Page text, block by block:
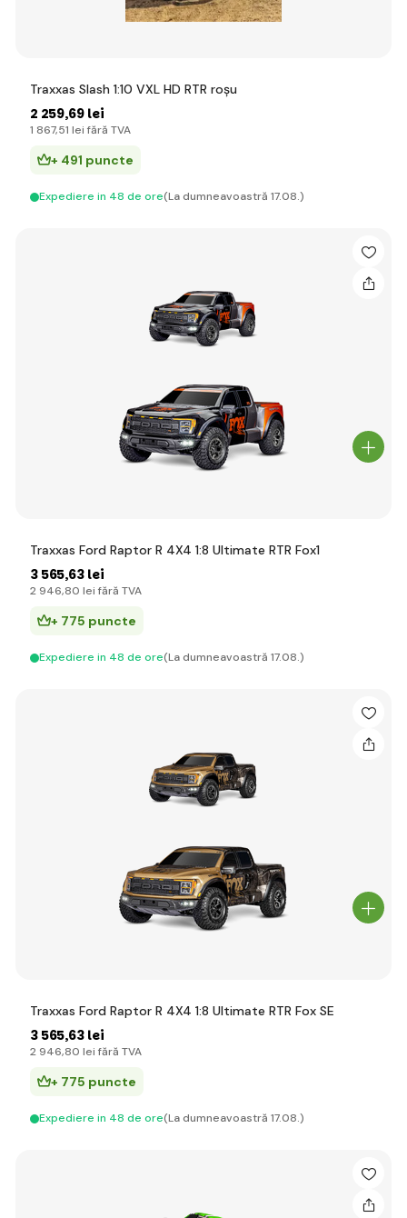
Traxxas Slash 1:10 VXL HD RTR roșu
2 259,69 lei
1 867,51 lei fără TVA
+ 491 puncte
Expediere in 48 de ore(La dumneavoastră 17.08.)
Traxxas Ford Raptor R 4X4 1:8 Ultimate RTR Fox1
3 565,63 lei
2 946,80 lei fără TVA
+ 775 puncte
Expediere in 48 de ore(La dumneavoastră 17.08.)
Traxxas Ford Raptor R 4X4 1:8 Ultimate RTR Fox SE
3 565,63 lei
2 946,80 lei fără TVA
+ 775 puncte
Expediere in 48 de ore(La dumneavoastră 17.08.)